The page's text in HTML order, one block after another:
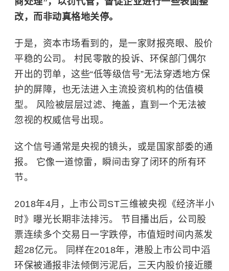
改，而非动真格地关停。
于是，资本市场看到的，是一家财报亮眼、股价
平稳的公司。 村民零散的投诉、环保部门偶尔
开出的罚单，这些“低等级信号”无法穿透地方保
护的屏障，也无法进入主流投资机构的估值模
型。 风险被层层过滤、掩盖，直到一个无法被
忽视的权威信号出现。
这个信号通常是央视的镜头，或是国家部委的通
报。 它像一道惊雷，瞬间击穿了闭环的所有环
节。
2018年4月，上市公司ST三维被央视《经济半小
时》曝光长期非法排污。 节目播出后，公司股
票连续多个交易日一字跌停，市值短时间内蒸发
超28亿元。 同样在2018年，港股上市公司中滔
环保被通报非法倾倒污泥后，三天内股价接近腰